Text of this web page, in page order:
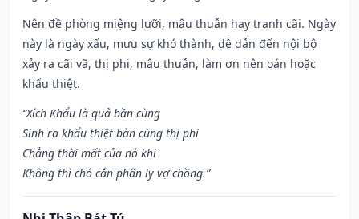
Nên đề phòng miệng lưỡi, mâu thuẫn hay tranh cãi. Ngày
này là ngày xấu, mưu sự khó thành, dễ dẫn đến nội bộ
xảy ra cãi vã, thị phi, mâu thuẫn, làm ơn nên oán hoặc
khẩu thiệt.
“Xích Khẩu là quả bần cùng
Sinh ra khẩu thiệt bàn cùng thị phi
Chẳng thời mất của nó khi
Không thì chó cắn phân ly vợ chồng.”